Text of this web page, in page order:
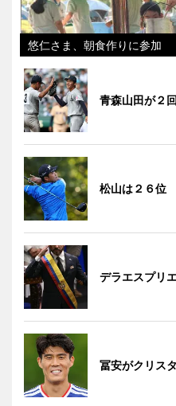
悠仁さま、朝食作りに参加
青森山田が２
松山は２６位
デラエスプリ
冨安がクリス